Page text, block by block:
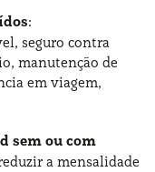
:
seguro contra
manutenção de
em viagem,
sem ou com
a mensalidade